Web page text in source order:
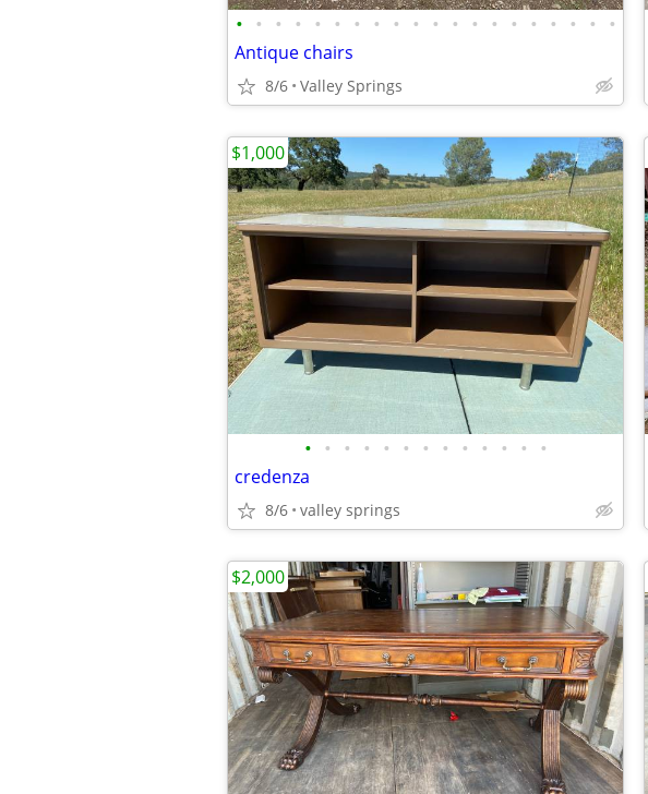
• • • • • • • • • • • • • • • • • • • •
Antique chairs
8/6 Valley Springs
• • • • • • • • • • • • •
credenza
8/6 valley springs
$1,000
$2,000